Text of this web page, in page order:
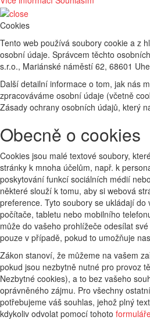
Cookies
Tento web používá soubory cookie a z
osobní údaje. Správcem těchto
s.r.o., Mariánské náměstí 62, 68601
Další detailní informace o tom, jak nás
zpracováváme osobní údaje (včetně
Zásady ochrany osobních údajů, který
Obecně o cookies
Cookies jsou malé textové soubory,
stránky k mnoha účelům, např. k
poskytování funkcí sociálních médií
některé slouží k tomu, aby si webová
preference. Tyto soubory se ukládají
počítače, tabletu nebo mobilního
může do vašeho prohlížeče odesílat
pouze v případě, pokud to umožňuje
Zákon stanoví, že můžeme na vašem
pokud jsou nezbytně nutné pro provoz
Nezbytné cookies), a to bez vašeho
oprávněného zájmu. Pro všechny
potřebujeme váš souhlas, jehož plný
kdykoliv odvolat pomocí tohoto